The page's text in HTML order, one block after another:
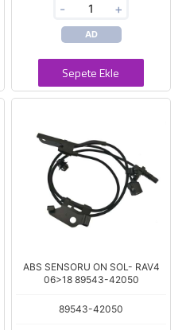
- +
AD
Sepete Ekle
ABS SENSORU ON SOL- RAV4
06>18 89543-42050
89543-42050